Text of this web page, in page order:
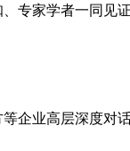
家学者一同见
业高层深度对